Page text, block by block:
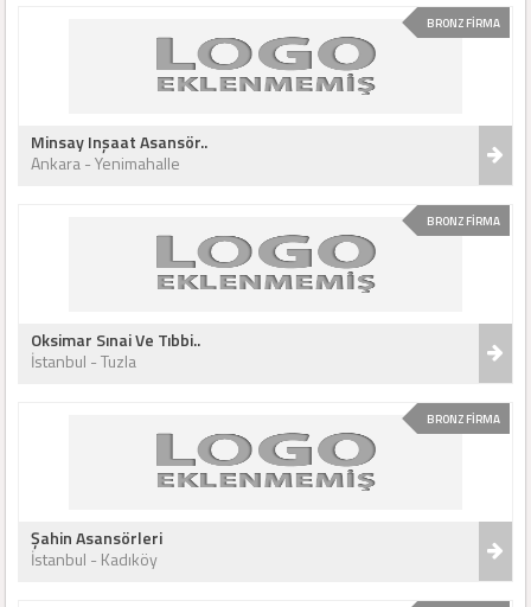
BRONZ FİRMA
Minsay Inşaat Asansör..
Ankara - Yenimahalle
BRONZ FİRMA
Oksimar Sınai Ve Tıbbi..
İstanbul - Tuzla
BRONZ FİRMA
Şahin Asansörleri
İstanbul - Kadıköy